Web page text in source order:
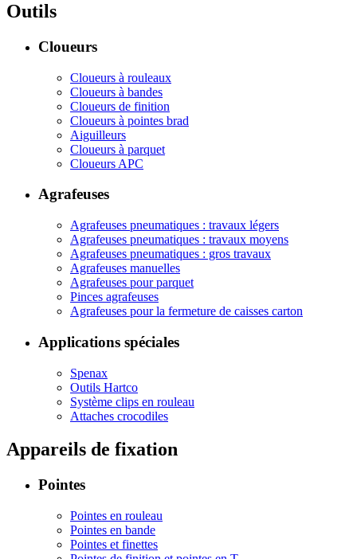
Outils
Cloueurs
Cloueurs à rouleaux
Cloueurs à bandes
Cloueurs de finition
Cloueurs à pointes brad
Aiguilleurs
Cloueurs à parquet
Cloueurs APC
Agrafeuses
Agrafeuses pneumatiques : travaux légers
Agrafeuses pneumatiques : travaux moyens
Agrafeuses pneumatiques : gros travaux
Agrafeuses manuelles
Agrafeuses pour parquet
Pinces agrafeuses
Agrafeuses pour la fermeture de caisses carton
Applications spéciales
Spenax
Outils Hartco
Système clips en rouleau
Attaches crocodiles
Appareils de fixation
Pointes
Pointes en rouleau
Pointes en bande
Pointes et finettes